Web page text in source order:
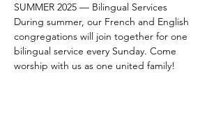
SUMMER 2025 — Bilingual Services
During summer, our French and English
congregations will join together for one
bilingual service every Sunday. Come
worship with us as one united family!